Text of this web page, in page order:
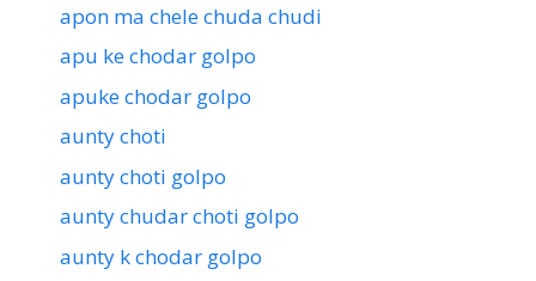
apon ma chele chuda chudi
apu ke chodar golpo
apuke chodar golpo
aunty choti
aunty choti golpo
aunty chudar choti golpo
aunty k chodar golpo